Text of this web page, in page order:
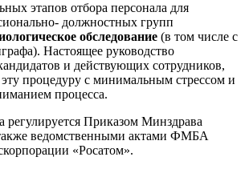
этапов отбора персонала для
должностных групп
обследование (в том числе с
Настоящее руководство
и действующих сотрудников,
процедуру с минимальным стрессом и
процесса.
регулируется Приказом Минздрава
ведомственными актами ФМБА
«Росатом».